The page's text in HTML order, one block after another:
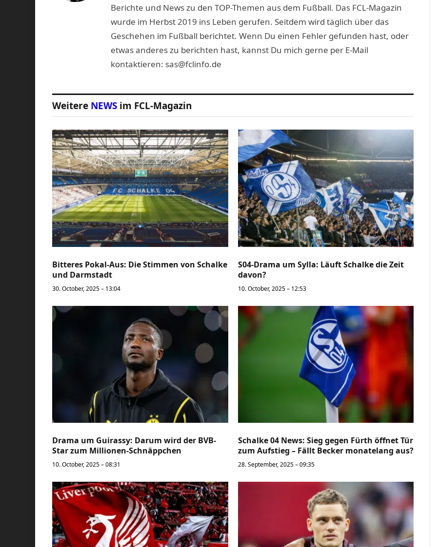
Berichte und News zu den TOP-Themen aus dem Fußball. Das FCL-Magazin
wurde im Herbst 2019 ins Leben gerufen. Seitdem wird täglich über das
Geschehen im Fußball berichtet. Wenn Du einen Fehler gefunden hast, oder
etwas anderes zu berichten hast, kannst Du mich gerne per E-Mail
kontaktieren: sas@fclinfo.de
Weitere NEWS im FCL-Magazin
Bitteres Pokal-Aus: Die Stimmen von Schalke
und Darmstadt
30. October, 2025 – 13:04
S04-Drama um Sylla: Läuft Schalke die Zeit
davon?
10. October, 2025 – 12:53
Drama um Guirassy: Darum wird der BVB-
Star zum Millionen-Schnäppchen
10. October, 2025 – 08:31
Schalke 04 News: Sieg gegen Fürth öffnet Tür
zum Aufstieg – Fällt Becker monatelang aus?
28. September, 2025 – 09:35